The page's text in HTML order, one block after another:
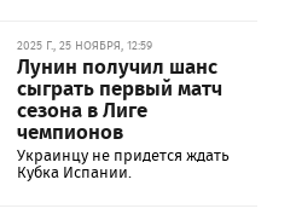
2025 Г., 25 НОЯБРЯ, 12:59
Лунин получил шанс
сыграть первый матч
сезона в Лиге
чемпионов
Украинцу не придется ждать
Кубка Испании.